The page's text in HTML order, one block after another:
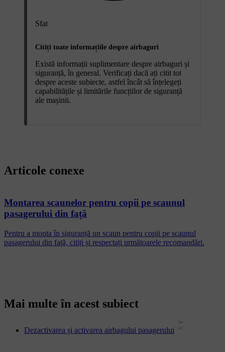
Sfat
Citiți toate informațiile despre airbaguri
Există informații suplimentare despre airbaguri și
siguranță, în general. Verificați dacă ați citit tot
despre aceste subiecte, astfel încât să înțelegeți
capabilitățile și limitările funcțiilor de siguranță
ale mașinii.
Articole conexe
Montarea scaunelor pentru copii pe scaunul
pasagerului din față
Pentru a monta în siguranță un scaun pentru copii pe scaunul
pasagerului din față, citiți și respectați următoarele recomandări.
Mai multe în acest subiect
Dezactivarea și activarea airbagului pasagerului